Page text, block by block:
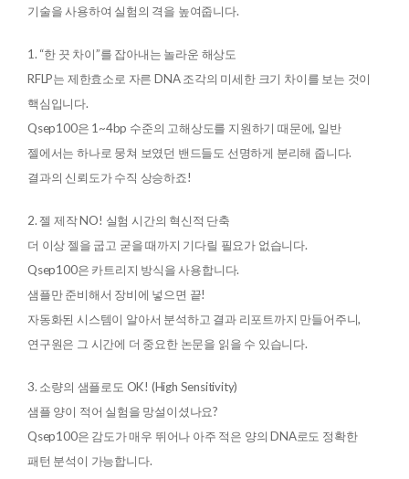
기술을 사용하여 실험의 격을 높여줍니다.
1. “한 끗 차이”를 잡아내는 놀라운 해상도
RFLP는 제한효소로 자른 DNA 조각의 미세한 크기 차이를 보는 것이
핵심입니다.
Qsep100은 1~4bp 수준의 고해상도를 지원하기 때문에, 일반
젤에서는 하나로 뭉쳐 보였던 밴드들도 선명하게 분리해 줍니다.
결과의 신뢰도가 수직 상승하죠!
2. 젤 제작 NO! 실험 시간의 혁신적 단축
더 이상 젤을 굽고 굳을 때까지 기다릴 필요가 없습니다.
Qsep100은 카트리지 방식을 사용합니다.
샘플만 준비해서 장비에 넣으면 끝!
자동화된 시스템이 알아서 분석하고 결과 리포트까지 만들어주니,
연구원은 그 시간에 더 중요한 논문을 읽을 수 있습니다.
3. 소량의 샘플로도 OK! (High Sensitivity)
샘플 양이 적어 실험을 망설이셨나요?
Qsep100은 감도가 매우 뛰어나 아주 적은 양의 DNA로도 정확한
패턴 분석이 가능합니다.